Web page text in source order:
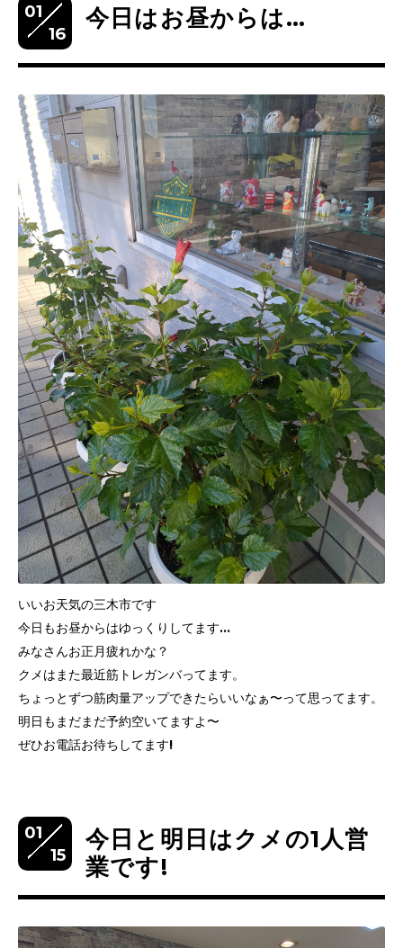
01
16
今日はお昼からは…
いいお天気の三木市です
今日もお昼からはゆっくりしてます…
みなさんお正月疲れかな？
クメはまた最近筋トレガンバってます。
ちょっとずつ筋肉量アップできたらいいなぁ〜って思ってます。
明日もまだまだ予約空いてますよ〜
ぜひお電話お待ちしてます!
01
15
今日と明日はクメの1人営
業です!